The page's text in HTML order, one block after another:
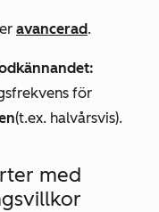
avancerad.
för
(t.ex. halvårsvis).
med